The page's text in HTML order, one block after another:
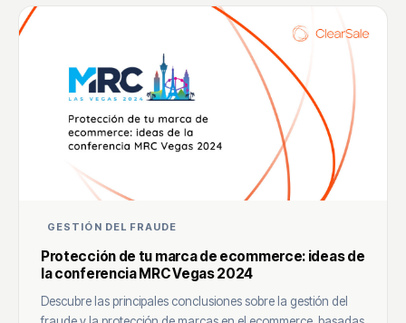
GESTIÓN DEL FRAUDE
Protección de tu marca de ecommerce: ideas de
la conferencia MRC Vegas 2024
Descubre las principales conclusiones sobre la gestión del